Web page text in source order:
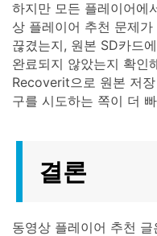
하지만 모든 플레이어에
상 플레이어 추천 문제
끊겼는지, 원본 SD카드
완료되지 않았는지 확인
Recoverit으로 원본 저
구를 시도하는 쪽이 더
결론
동영상 플레이어 추천